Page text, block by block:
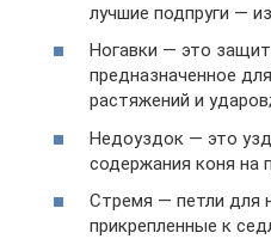
лучшие подпруги —
Ногавки — это
предназначенное
растяжений и ударов;
Недоуздок — это
содержания коня на
Стремя — петли для
прикрепленные к